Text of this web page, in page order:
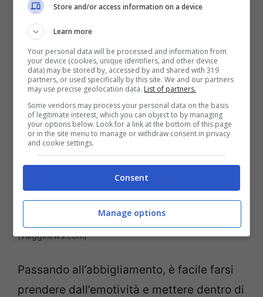
di conseguenza, preferendo oggetti
piccoli.
Come preparare il bagaglio dei bambini. –
(viagginews.com)
Passando all’abbigliamento, è facile farsi
prendere dall’emotività e mettere dentro di
Store and/or access information on a device
Learn more
Your personal data will be processed and information from
your device (cookies, unique identifiers, and other device
data) may be stored by, accessed by and shared with 319
partners, or used specifically by this site. We and our partners
may use precise geolocation data. List of partners.
Some vendors may process your personal data on the basis
of legitimate interest, which you can object to by managing
your options below. Look for a link at the bottom of this page
or in the site menu to manage or withdraw consent in privacy
and cookie settings.
Consent
Manage options